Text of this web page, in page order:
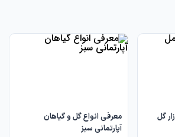
گل
معرفی انواع گل و گیاهان
آپارتمانی سبز